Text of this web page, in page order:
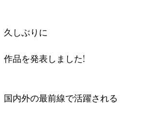
久しぶりに
作品を発表しました!
国内外の最前線で活躍される